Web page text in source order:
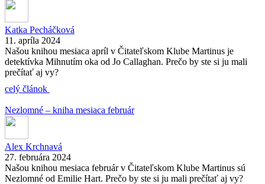
Katka Pecháčková
11. apríla 2024
Našou knihou mesiaca apríl v Čitateľskom Klube Martinus je
detektívka Mihnutím oka od Jo Callaghan. Prečo by ste si ju mali
prečítať aj vy?
celý článok
Nezlomné – kniha mesiaca február
Alex Krchnavá
27. februára 2024
Našou knihou mesiaca február v Čitateľskom Klube Martinus sú
Nezlomné od Emilie Hart. Prečo by ste si ju mali prečítať aj vy?